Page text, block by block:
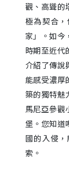
觀、高聳的
極為契合
家」。如今
時期至近代
介紹了傳說
能感受濃厚
築的獨特魅
馬尼亞參觀
堡。您知道
國的入侵
索。